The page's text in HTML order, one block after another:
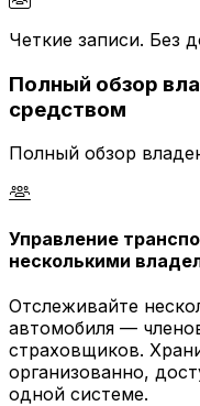
Четкие записи. Без
Полный обзор
средством
Полный обзор
Управление
несколькими
Отслеживайте
автомобиля —
страховщиков.
организованно,
одной системе.